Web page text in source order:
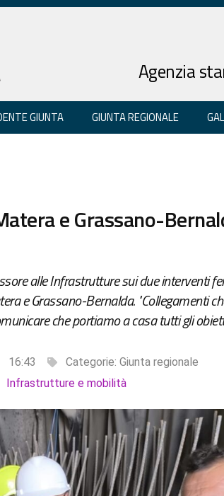
Agenzia
GIUNTA GIUNTA REGIONALE
e Grassano-
alle Infrastrutture sui due interventi
e Grassano-Bernalda. "Collegamenti
che portiamo a casa tutti gli
16:43 Categorie: Giunta regionale
Infrastrutture e mobilità